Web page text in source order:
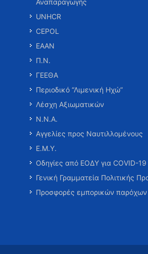
Αναπαραγωγής
UNHCR
CEPOL
ΕΑΑΝ
Π.Ν.
ΓΕΕΘΑ
Περιοδικό “Λιμενική Ηχώ”
Λέσχη Αξιωματικών
Ν.Ν.Α.
Αγγελίες προς Ναυτιλλομένους
Ε.Μ.Υ.
Οδηγίες από ΕΟΔΥ για COVID-19
Γενική Γραμματεία Πολιτικής
Προσφορές εμπορικών παρόχων